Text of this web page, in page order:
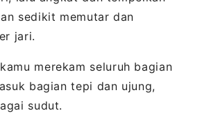
sedikit memutar dan
jari.
merekam seluruh bagian
bagian tepi dan ujung,
sudut.